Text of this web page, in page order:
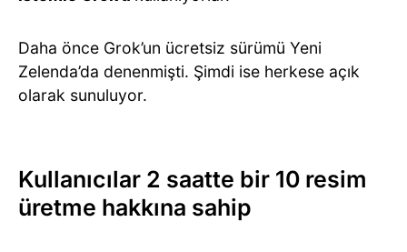
Daha önce Grok’un ücretsiz sürümü Yeni
Zelenda’da denenmişti. Şimdi ise herkese açık
olarak sunuluyor.
Kullanıcılar 2 saatte bir 10 resim
üretme hakkına sahip